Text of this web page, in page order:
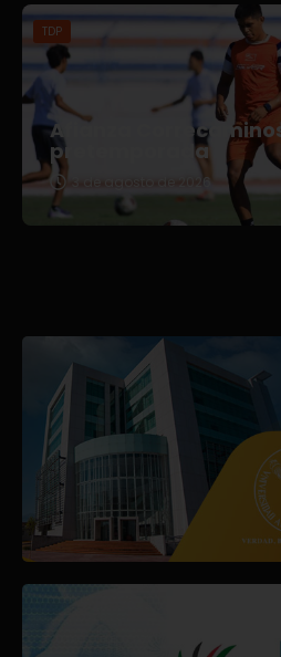
TDP
Afianza Correcaminos
pretemporada
3 de agosto de 2026